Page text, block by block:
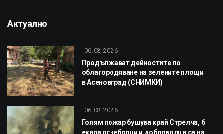
Актуално
06.08.2026
Продължават дейностите по
облагородяване на зелените площи
в Асеновград (СНИМКИ)
06.08.2026
Голям пожар бушува край Стрелча, 6
екипа огнеборци и доброволци са на